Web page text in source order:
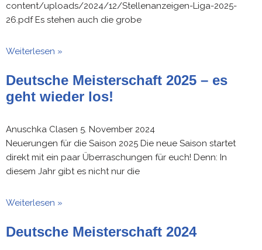
content/uploads/2024/12/Stellenanzeigen-Liga-2025-
26.pdf Es stehen auch die grobe
Weiterlesen »
Deutsche Meisterschaft 2025 – es
geht wieder los!
Anuschka Clasen 5. November 2024
Neuerungen für die Saison 2025 Die neue Saison startet
direkt mit ein paar Überraschungen für euch! Denn: In
diesem Jahr gibt es nicht nur die
Weiterlesen »
Deutsche Meisterschaft 2024